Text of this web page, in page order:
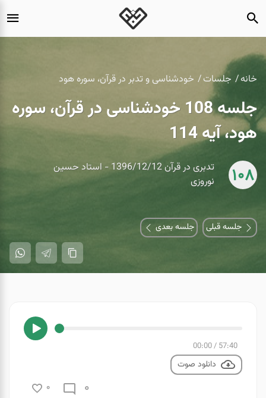
خانه جلسات خودشناسی و تدبر در قرآن، سوره هود
جلسه 108 خودشناسی در قرآن، سوره
هود، آیه 114
108
تدبری در قرآن 1396/12/12 - استاد حسین
نوروزی
جلسه قبلی جلسه بعدی
57:40
/
00:00
دانلود صوت
0
0